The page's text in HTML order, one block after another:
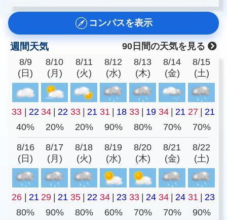
コンパスを表示
週間天気
90日間の天気を見る
8/9
(日)
8/10
(月)
8/11
(火)
8/12
(水)
8/13
(木)
8/14
(金)
8/15
(土)
33 | 22 34 | 22 33 | 21 31 | 18 33 | 19 34 | 21 27 | 21
40%
20% 20% 90% 80% 70% 70%
8/16
(日)
8/17
(月)
8/18
(火)
8/19
(水)
8/20
(木)
8/21
(金)
8/22
(土)
26 21 29 21 35 22 34 23 33 24 34 24 31
23
80%
90% 80% 60% 70% 70%
90%